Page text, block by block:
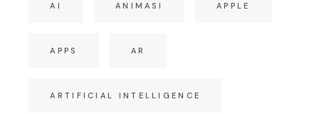
AI ANIMASI APPLE
APPS AR
ARTIFICIAL INTELLIGENCE